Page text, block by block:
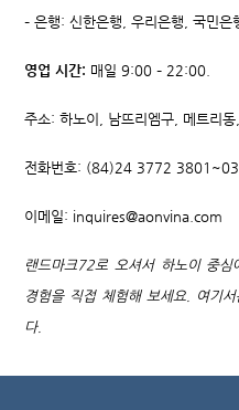
– 은행: 신한은행, 우리은행, 국민은
영업 시간: 매일 9:00 – 22:00.
주소:하노이, 남뜨리엠구, 메트리
전화번호: (84)24 3772 3801~03.
이메일: inquires@aonvina.com
랜드마크72로 오셔서 하노이 중
경험을 직접 체험해 보세요. 여기
다.